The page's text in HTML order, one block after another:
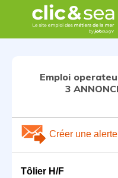
Emploi
3
Créer une alerte
Tôlier H/F